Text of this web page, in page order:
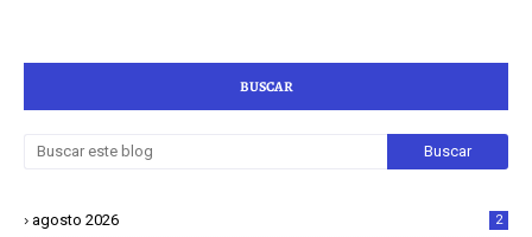
BUSCAR
agosto 2026 2